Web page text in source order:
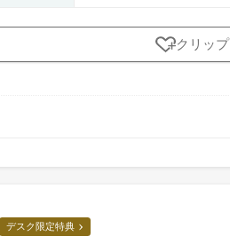
クリップ
デスク限定特典